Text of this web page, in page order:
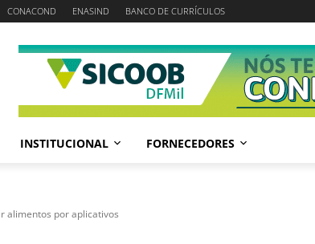
CONACOND ENASIND BANCO DE CURRÍCULOS
INSTITUCIONAL FORNECEDORES
alimentos por aplicativos